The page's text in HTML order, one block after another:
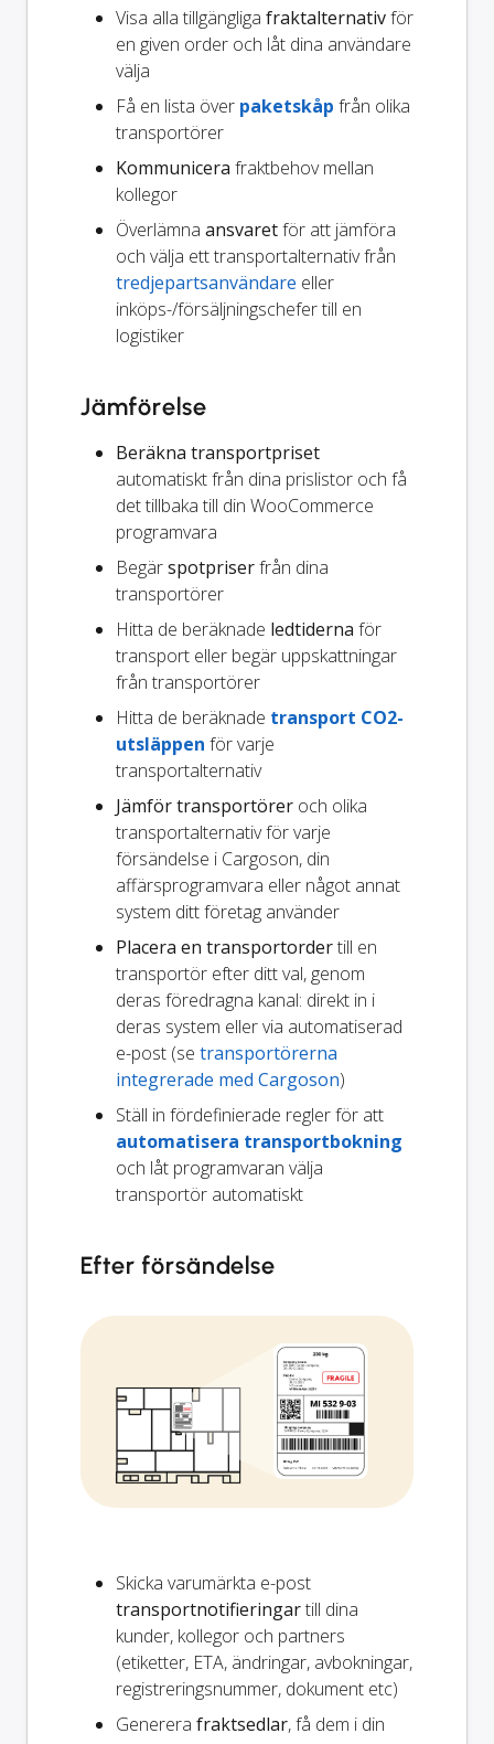
Visa alla tillgängliga fraktalternativför
en given order och låt dina användare
välja
Få en lista över paketskåp från olika
transportörer
Kommunicera fraktbehov mellan
kollegor
Överlämna ansvaretför att jämföra
och välja ett transportalternativ från
tredjepartsanvändare eller
inköps-/försäljningschefer till en
logistiker
Jämförelse
Beräkna transportpriset
automatiskt från dina prislistor och få
det tillbaka till din WooCommerce
programvara
Begärspotpriserfrån dina
transportörer
Hitta de beräknade ledtiderna för
transport eller begär uppskattningar
från transportörer
Hitta de beräknade transport CO2-
utsläppen för varje
transportalternativ
Jämför transportörer och olika
transportalternativ för varje
försändelse i Cargoson, din
affärsprogramvara eller något annat
system ditt företag använder
Placera en transportordertill en
transportör efter ditt val, genom
deras föredragna kanal: direkt in i
deras system eller via automatiserad
e-post (se transportörerna
integrerade med Cargoson)
Ställ in fördefinierade regler för att
automatisera transportbokning
och låt programvaran välja
transportör automatiskt
Efter försändelse
Skicka varumärkta e-post
transportnotifieringartill dina
kunder, kollegor och partners
(etiketter, ETA, ändringar, avbokningar,
registreringsnummer, dokument etc)
Generera fraktsedlar, få dem i din